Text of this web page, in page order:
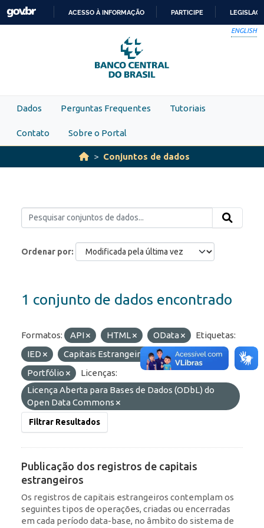
Skip to main content
PARA
O
CONTEÚDO
ACESSO À INFORMAÇÃO PARTICIPE
ENGLISH
Dados Perguntas Frequentes Tutoriais
Contato Sobre o Portal
Conjuntos de dados
Ordenar por
1 conjunto de dados encontrado
Formatos: API HTML OData
Etiquetas:
IED
Capitais Estrangeiros
ROF
Portfólio
Licenças:
Licença Aberta para Bases de Dados (ODbL) do
Open Data Commons
Filtrar Resultados
Publicação dos registros de capitais
estrangeiros
Os registros de capitais estrangeiros contemplam os
seguintes tipos de operações, criadas ou encerradas
em cada período data-base, no âmbito do sistema de